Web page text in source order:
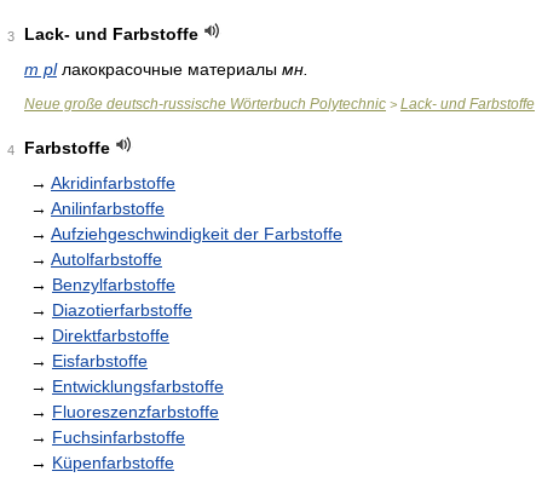
3
Lack- und Farbstoffe
m plлакокрасочные материалы мн.
Neue große deutsch-russische Wörterbuch Polytechnic > Lack- und Farbstoffe
4
Farbstoffe
→ Akridinfarbstoffe
→ Anilinfarbstoffe
→ Aufziehgeschwindigkeit der Farbstoffe
→ Autolfarbstoffe
→ Benzylfarbstoffe
→ Diazotierfarbstoffe
→ Direktfarbstoffe
→ Eisfarbstoffe
→ Entwicklungsfarbstoffe
→ Fluoreszenzfarbstoffe
→ Fuchsinfarbstoffe
→ Küpenfarbstoffe